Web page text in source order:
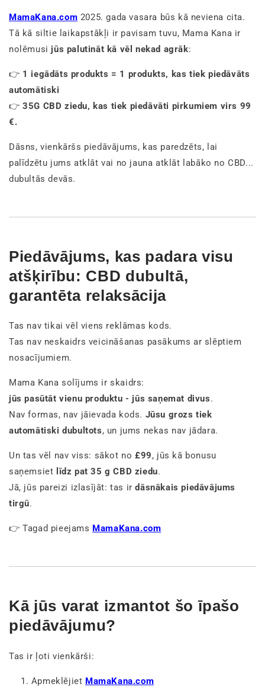
MamaKana.com 2025. gada vasara būs kā neviena cita.
Tā kā siltie laikapstākļi ir pavisam tuvu, Mama Kana ir
nolēmusi jūs palutināt kā vēl nekad agrāk:
👉 1 iegādāts produkts = 1 produkts, kas tiek piedāvāts
automātiski
👉35G CBD ziedu, kas tiek piedāvāti pirkumiem virs 99
€.
Dāsns, vienkāršs piedāvājums, kas paredzēts, lai
palīdzētu jums atklāt vai no jauna atklāt labāko no CBD...
dubultās devās.
Piedāvājums, kas padara visu
atšķirību: CBD dubultā,
garantēta relaksācija
Tas nav tikai vēl viens reklāmas kods.
Tas nav neskaidrs veicināšanas pasākums ar slēptiem
nosacījumiem.
Mama Kana solījums ir skaidrs:
jūs pasūtāt vienu produktu - jūs saņemat divus.
Nav formas, nav jāievada kods. Jūsu grozs tiek
automātiski dubultots, un jums nekas nav jādara.
Un tas vēl nav viss: sākot no£99, jūs kā bonusu
saņemsiet līdz pat 35 g CBD ziedu.
Jā, jūs pareizi izlasījāt: tas irdāsnākais piedāvājums
tirgū.
👉 Tagad pieejams MamaKana.com
Kā jūs varat izmantot šo īpašo
piedāvājumu?
Tas ir ļoti vienkārši:
Apmeklējiet MamaKana.com